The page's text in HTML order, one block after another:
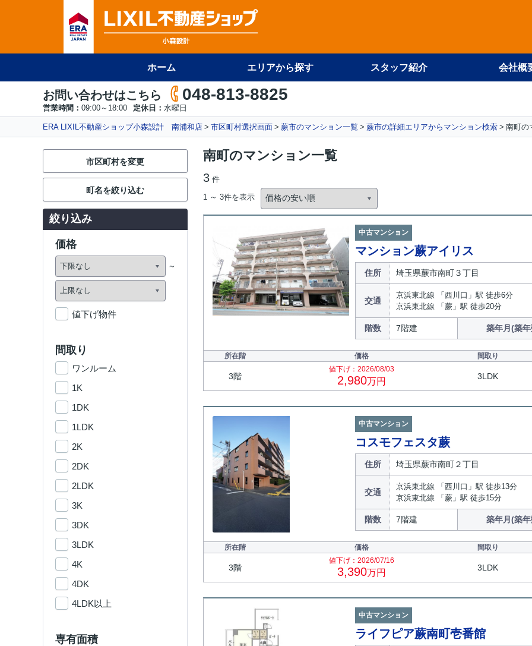
ホーム エリアから探す スタッフ紹介 会社概
お問い合わせはこちら 048-813-8825
営業時間： 09:00～18:00 定休日： 水曜日
ERA LIXIL不動産ショップ小森設計 南浦和店 市区町村選択画面 蕨市のマンション一覧 蕨市の詳細エリアからマンション検索 南町の
南町のマンション一覧
3 件
1 ～ 3件を表示
中古マンション
マンション蕨アイリス
住所 埼玉県蕨市南町３丁目
交通
京浜東北線 「西川口」駅 徒歩6分
京浜東北線 「蕨」駅 徒歩20分
階数 7階建 築年月(築
所在階 価格 間取り
3階
値下げ：2026/08/03
2,980万円 3LDK
中古マンション
コスモフェスタ蕨
住所 埼玉県蕨市南町２丁目
交通
京浜東北線 「西川口」駅 徒歩13分
京浜東北線 「蕨」駅 徒歩15分
階数 7階建 築年月(築
所在階 価格 間取り
3階
値下げ：2026/07/16
3,390万円 3LDK
中古マンション
ライフピア蕨南町壱番館
市区町村を変更
町名を絞り込む
絞り込み
価格
値下げ物件
間取り
ワンルーム
1K
1DK
1LDK
2K
2DK
2LDK
3K
3DK
3LDK
4K
4DK
4LDK以上
専有面積